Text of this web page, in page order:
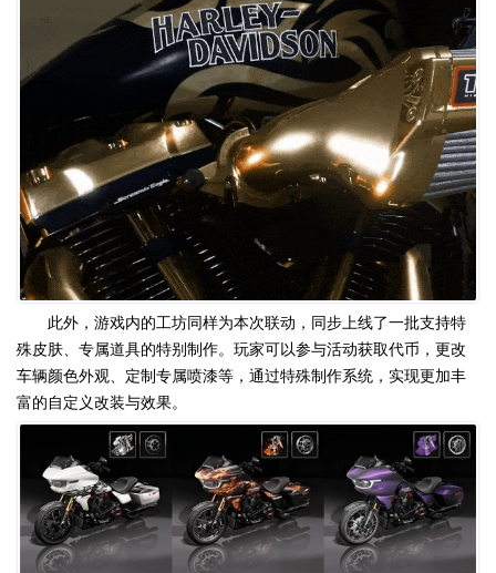
此外，游戏内的工坊同样为本次联动，同步上线了一批支持特
殊皮肤、专属道具的特别制作。玩家可以参与活动获取代币，更改
车辆颜色外观、定制专属喷漆等，通过特殊制作系统，实现更加丰
富的自定义改装与效果。